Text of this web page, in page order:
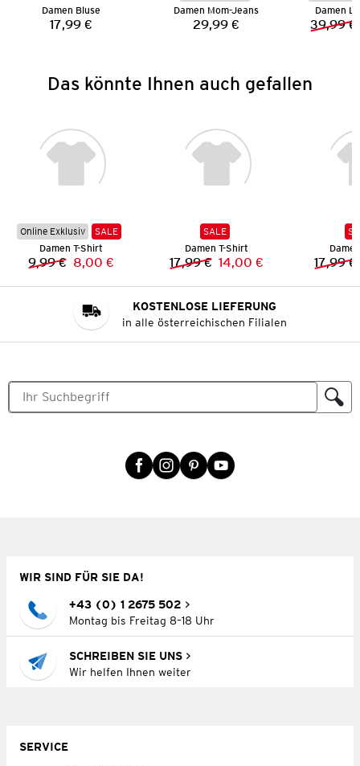
Damen Bluse
Preis:
17,99 €
Damen Mom-Jeans
Preis:
29,99 €
Damen
39,99 €
Das könnte Ihnen auch gefallen
Online Exklusiv
SALE
Damen T-Shirt
Vorheriger Preis:
9,99 € Neuer Preis:
8,00 €
SALE
Damen T-Shirt
Vorheriger Preis:
17,99 € Neuer Preis:
14,00 € 17,99 €
KOSTENLOSE LIEFERUNG
in alle österreichischen Filialen
WIR SIND FÜR SIE DA!
+43 (0) 1 2675 502
Montag bis Freitag 8–18 Uhr
SCHREIBEN SIE UNS
Wir helfen Ihnen weiter
SERVICE